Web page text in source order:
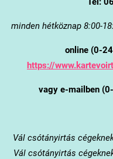
minden hétköznap 8:00-
online (0-
https://
vagy e-mailben
Válcsótányirtás
Vál csótányirtás